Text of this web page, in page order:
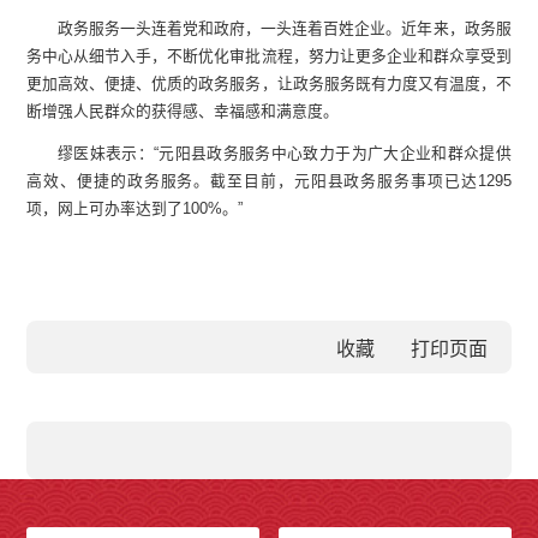
政务服务一头连着党和政府，一头连着百姓企业。近年来，政务服
务中心从细节入手，不断优化审批流程，努力让更多企业和群众享受到
更加高效、便捷、优质的政务服务，让政务服务既有力度又有温度，不
断增强人民群众的获得感、幸福感和满意度。
缪医妹表示：“元阳县政务服务中心致力于为广大企业和群众提供
高效、便捷的政务服务。截至目前，元阳县政务服务事项已达1295
项，网上可办率达到了100%。”
收藏